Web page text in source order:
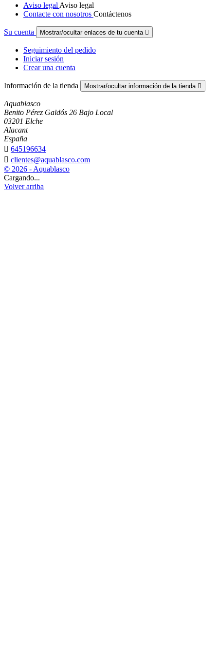
Aviso legal Aviso legal
Contacte con nosotros Contáctenos
Su cuenta Mostrar/ocultar enlaces de tu cuenta 
Seguimiento del pedido
Iniciar sesión
Crear una cuenta
Información de la tienda Mostrar/ocultar información de la tienda 
Aquablasco
Benito Pérez Galdós 26 Bajo Local
03201 Elche
Alacant
España
 645196634
 clientes@aquablasco.com
© 2026 - Aquablasco
Cargando...
Volver arriba